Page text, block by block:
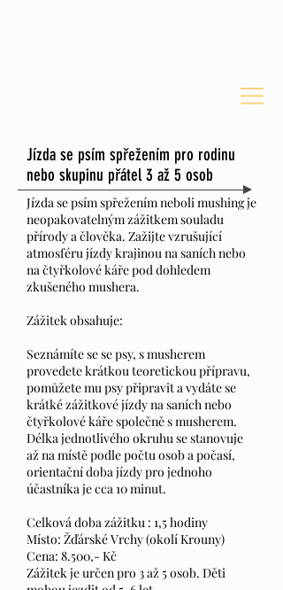
Jízda se psím spřežením pro rodinu
nebo skupinu přátel 3 až 5 osob
Jízda se psím spřežením neboli mushing je
neopakovatelným zážitkem souladu
přírody a člověka. Zažijte vzrušující
atmosféru jízdy krajinou na saních nebo
na čtyřkolové káře pod dohledem
zkušeného mushera.
Zážitek obsahuje:
Seznámíte se se psy, s musherem
provedete krátkou teoretickou přípravu,
pomůžete mu psy připravit a vydáte se
krátké zážitkové jízdy na saních nebo
čtyřkolové káře společně s musherem.
Délka jednotlivého okruhu se stanovuje
až na místě podle počtu osob a počasí,
orientační doba jízdy pro jednoho
účastníka je cca 10 minut.
Celková doba zážitku : 1,5 hodiny
Místo: Žďárské Vrchy (okolí Krouny)
Cena: 8.500,- Kč
Zážitek je určen pro 3 až 5 osob. Děti